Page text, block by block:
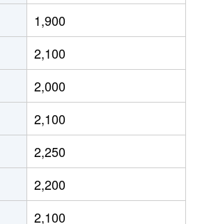
2,700万円 庄内通
3,000万円 浄心
4,400万円 浄心
4,400万円 浅間町
1,300万円 浅間町
1,300万円 浅間町
1,900
2,100
2,000
2,100
2,250
2,200
2,100